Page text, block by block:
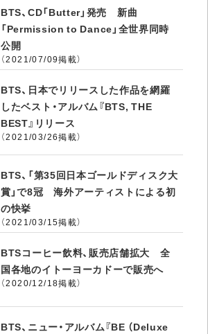
BTS、CD「Butter」発売 新曲
「Permission to Dance」全世界同時
公開
（2021/07/09掲載）
BTS、日本でリリースした作品を網羅
したベスト・アルバム『BTS, THE
BEST』リリース
（2021/03/26掲載）
BTS、「第35回日本ゴールドディスク大
賞」で8冠 海外アーティストによる初
の快挙
（2021/03/15掲載）
BTSコーヒー飲料、販売店舗拡大 全
国各地のイトーヨーカドーで販売へ
（2020/12/18掲載）
BTS、ニュー・アルバム『BE （Deluxe